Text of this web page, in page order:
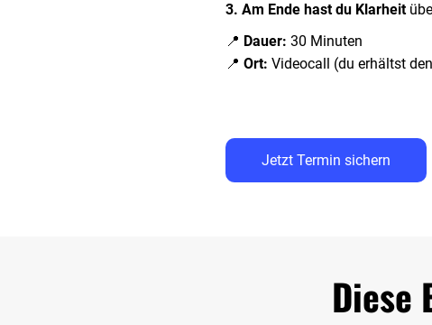
3. Am Ende hast du Klarheit
📍 Dauer: 30 Minuten
📍 Ort: Videocall (du erhältst
Jetzt Termin sichern
Diese